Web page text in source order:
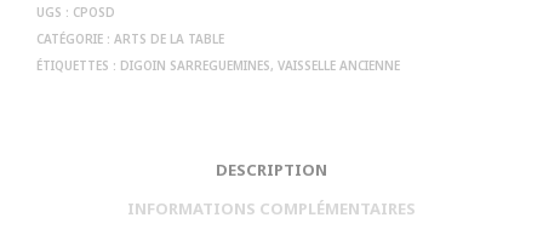
UGS : CPOSD
CATÉGORIE : ARTS DE LA TABLE
ÉTIQUETTES : DIGOIN SARREGUEMINES, VAISSELLE ANCIENNE
DESCRIPTION
INFORMATIONS COMPLÉMENTAIRES